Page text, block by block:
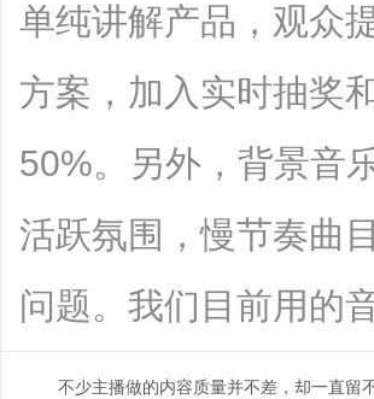
单纯讲解产品，观众
方案，加入实时抽奖
50%。另外，背景音
活跃氛围，慢节奏曲
问题。我们目前用的
不少主播做的内容质量并不差，却一直留